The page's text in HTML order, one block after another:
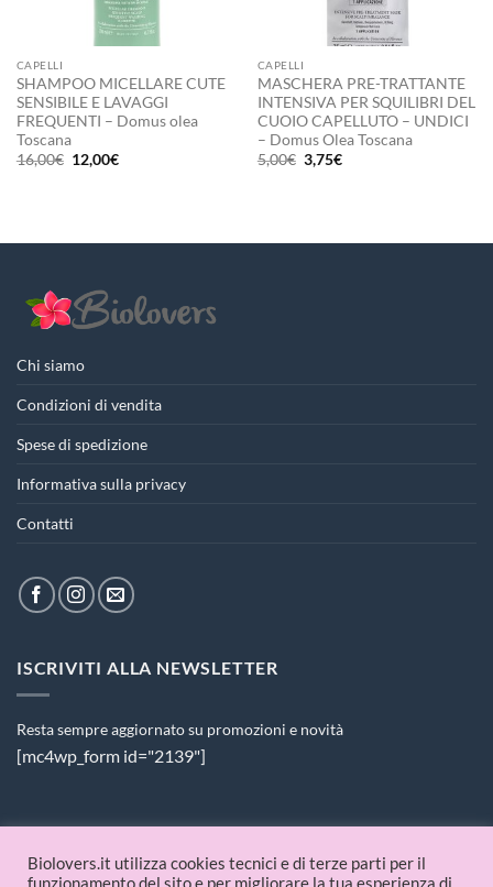
CAPELLI
SHAMPOO MICELLARE CUTE
SENSIBILE E LAVAGGI
FREQUENTI – Domus olea
Toscana
16,00€ Il
prezzo
12,00€Il
CAPELLI
MASCHERA PRE-TRATTANTE
INTENSIVA PER SQUILIBRI DEL
CUOIO CAPELLUTO – UNDICI
– Domus Olea Toscana
5,00€ Il
prezzo
3,75€Il
Chi siamo
Condizioni di vendita
Spese di spedizione
Informativa sulla privacy
Contatti
ISCRIVITI ALLA NEWSLETTER
Resta sempre aggiornato su promozioni e novità
[mc4wp_form id="2139"]
PAGAMENTI ACCETTATI
Biolovers.it utilizza cookies tecnici e di terze parti per il
funzionamento del sito e per migliorare la tua esperienza di